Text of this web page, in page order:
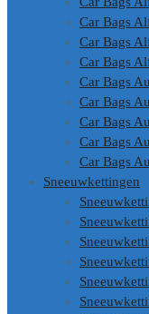
Car Bags
Car Bags
Car Bags
Car Bags
Car Bags
Car Bags
Car Bags
Car Bags
Sneeuwkettingen